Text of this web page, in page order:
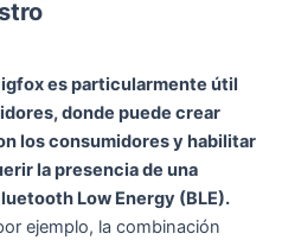
es particularmente útil
donde puede crear
los consumidores y habilitar
la presencia de una
Low Energy (BLE).
ejemplo, la combinación